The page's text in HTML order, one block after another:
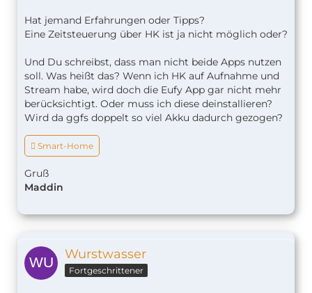
Hat jemand Erfahrungen oder Tipps?
Eine Zeitsteuerung über HK ist ja nicht möglich oder?
Und Du schreibst, dass man nicht beide Apps nutzen
soll. Was heißt das? Wenn ich HK auf Aufnahme und
Stream habe, wird doch die Eufy App gar nicht mehr
berücksichtigt. Oder muss ich diese deinstallieren?
Wird da ggfs doppelt so viel Akku dadurch gezogen?
 Smart-Home
Gruß
Maddin
Wurstwasser
Fortgeschrittener